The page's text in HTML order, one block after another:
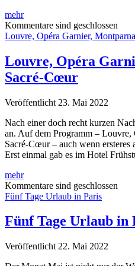
mehrLouvre
Museum
&
Kommentare sind geschlossen
Louvre, Opéra Garnier,
Louvre, Opéra
Sacré-Cœur
Veröffentlicht 23. Mai 2022
Nach einer doch recht kurzen
an. Auf dem Programm – Louvre,
Sacré-Cœur – auch wenn ersteres
Erst einmal gab es im Hotel
mehrLouvre,
Opéra
Garnier,
Sacré-
Cœur
Kommentare sind geschlossen
Fünf Tage Urlaub in Paris
Fünf Tage Urlaub in
Veröffentlicht 22. Mai 2022